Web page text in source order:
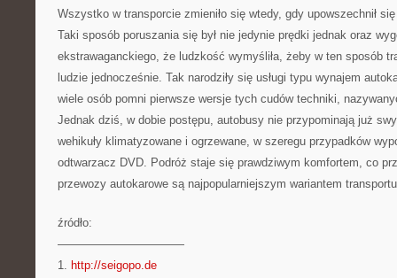
Wszystko w transporcie zmieniło się wtedy, gdy upowszechnił
Taki sposób poruszania się był nie jedynie prędki jednak oraz
ekstrawaganckiego, że ludzkość wymyśliła, żeby w ten sposób
ludzie jednocześnie. Tak narodziły się usługi typu wynajem
wiele osób pomni pierwsze wersje tych cudów techniki,
Jednak dziś, w dobie postępu, autobusy nie przypominają już
wehikuły klimatyzowane i ogrzewane, w szeregu przypadków
odtwarzacz DVD. Podróż staje się prawdziwym komfortem, co
przewozy autokarowe są najpopularniejszym wariantem
źródło:
———————————
1. http://seigopo.de